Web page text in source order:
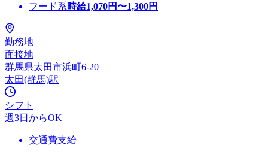
フード系時給1,070円〜1,300円
勤務地
面接地
群馬県太田市浜町6-20
太田(群馬)駅
シフト
週3日からOK
交通費支給